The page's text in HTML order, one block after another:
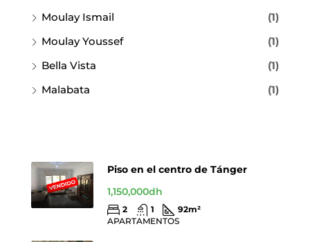
Moulay Ismail
(1)
Moulay Youssef
(1)
Bella Vista
(1)
Malabata
(1)
Piso en el centro de Tánger
1,150,000dh
2 1 92m²
APARTAMENTOS